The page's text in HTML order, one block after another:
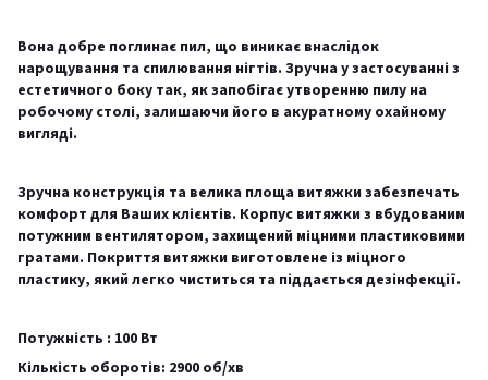
Вона добре поглинає пил, що виникає внаслідок
нарощування та спилювання нігтів. Зручна у застосуванні з
естетичного боку так, як запобігає утворенню пилу на
робочому столі, залишаючи його в акуратному охайному
вигляді.
Зручна конструкція та велика площа витяжки забезпечать
комфорт для Ваших клієнтів. Корпус витяжки з вбудованим
потужним вентилятором, захищений міцними пластиковими
гратами. Покриття витяжки виготовлене із міцного
пластику, який легко чиститься та піддається дезінфекції.
Потужність : 100 Вт
Кількість оборотів: 2900 об/хв